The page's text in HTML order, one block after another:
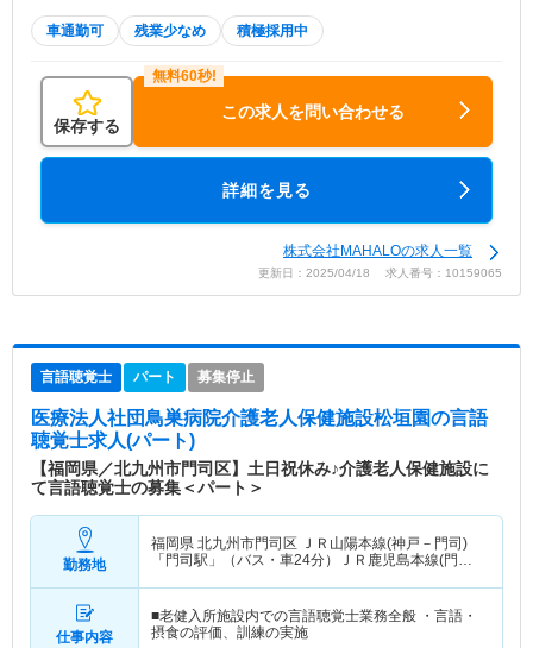
車通勤可 残業少なめ 積極採用中
保存する
この求人を問い合わせる
詳細を見る
株式会社MAHALOの求人一覧
更新日：2025/04/18 求人番号：10159065
言語聴覚士 パート 募集停止
医療法人社団鳥巣病院介護老人保健施設松垣園の言語
聴覚士求人(パート)
【福岡県／北九州市門司区】土日祝休み♪介護老人保健施設に
て言語聴覚士の募集＜パート＞
勤務地
福岡県 北九州市門司区 ＪＲ山陽本線(神戸－門司)
「門司駅」（バス・車24分）ＪＲ鹿児島本線(門司
仕事内容
■老健入所施設内での言語聴覚士業務全般 ・言語・
摂食の評価、訓練の実施